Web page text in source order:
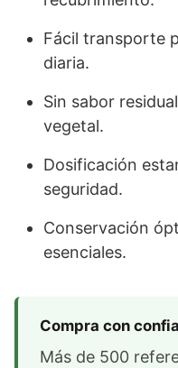
Fácil transporte
diaria.
Sin sabor
vegetal.
Dosificación
seguridad.
Conservación
esenciales.
Compra con
Más de 500